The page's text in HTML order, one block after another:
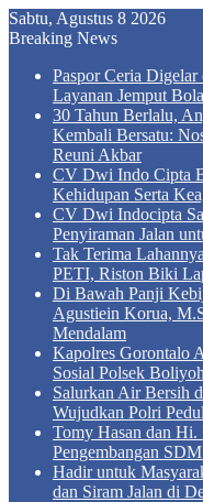
Sabtu, Agustus 8 2026
Breaking News
Paspor Ceria
Layanan Jemput
30 Tahun Berlalu,
Kembali Bersatu:
Reuni Akbar
CV Dwi Indo Cipta
Kehidupan Serta
CV Dwi Indocipta
Penyiraman Jalan
Tak Terima
PETI, Riston Biki
Di Bawah Panji
Agustiein Korua,
Mendalam
Kapolres Gorontalo
Sosial Polsek
Salurkan Air Bersih
Wujudkan Polri
Tomy Hasan dan
Pengembangan
Hadir untuk
dan Siram Jalan di